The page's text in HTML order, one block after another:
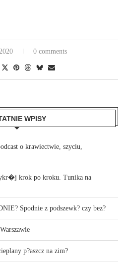
0 comments
WPISY
o krawiectwie, szyciu,
krok po kroku. Tunika na
Spodnie z podszewk? czy bez?
p?aszcz na zim?